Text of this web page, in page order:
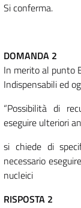
Si conferma.
DOMANDA 2
In merito al punto
Indispensabili ed
“Possibilità di
eseguire ulteriori
si chiede di
necessario
nucleici
RISPOSTA 2